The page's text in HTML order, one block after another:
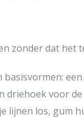
zonder dat het
voor
lijnen los, gum